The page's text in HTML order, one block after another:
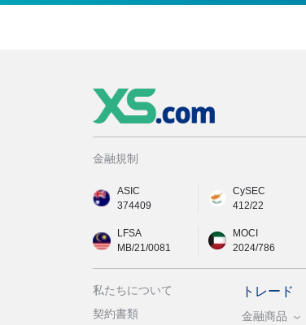
金融規制
ASIC
374409
CySEC
412/22
LFSA
MB/21/0081
MOCI
2024/786
私たちについて
契約書類
トレード
金融商品